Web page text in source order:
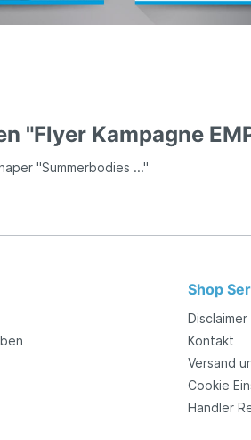
"Flyer Kampagne
"Summerbodies ..."
Shop
Disclaimer
Kontakt
Versand
Cookie
Händler